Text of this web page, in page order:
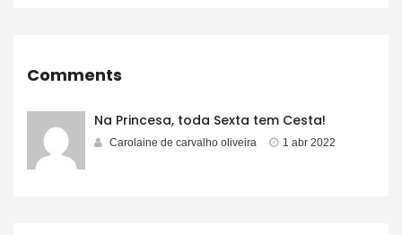
Comments
Na Princesa, toda Sexta tem Cesta!
Carolaine de carvalho oliveira 1 abr 2022